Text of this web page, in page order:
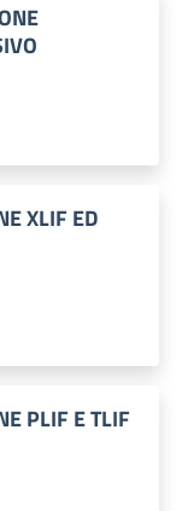
XLIF ED
PLIF E TLIF